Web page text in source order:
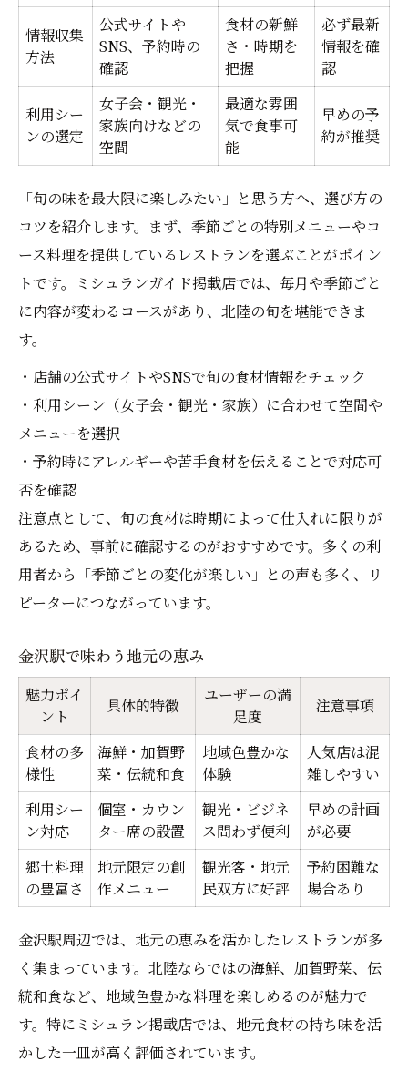
情報収集
方法
公式サイトや
SNS、予約時の
確認
食材の新鮮
さ・時期を
把握
必ず最新
情報を確
認
利用シー
ンの選定
女子会・観光・
家族向けなどの
空間
最適な雰囲
気で食事可
能
早めの予
約が推奨
「旬の味を最大限に楽しみたい」と思う方へ、選び方の
コツを紹介します。まず、季節ごとの特別メニューやコ
ース料理を提供しているレストランを選ぶことがポイン
トです。ミシュランガイド掲載店では、毎月や季節ごと
に内容が変わるコースがあり、北陸の旬を堪能できま
す。
・店舗の公式サイトやSNSで旬の食材情報をチェック
・利用シーン（女子会・観光・家族）に合わせて空間や
メニューを選択
・予約時にアレルギーや苦手食材を伝えることで対応可
否を確認
注意点として、旬の食材は時期によって仕入れに限りが
あるため、事前に確認するのがおすすめです。多くの利
用者から「季節ごとの変化が楽しい」との声も多く、リ
ピーターにつながっています。
金沢駅で味わう地元の恵み
魅力ポイ
ント
具体的特徴
ユーザーの満
足度
注意事項
食材の多
様性
海鮮・加賀野
菜・伝統和食
地域色豊かな
体験
人気店は混
雑しやすい
利用シー
ン対応
個室・カウン
ター席の設置
観光・ビジネ
ス問わず便利
早めの計画
が必要
郷土料理
の豊富さ
地元限定の創
作メニュー
観光客・地元
民双方に好評
予約困難な
場合あり
金沢駅周辺では、地元の恵みを活かしたレストランが多
く集まっています。北陸ならではの海鮮、加賀野菜、伝
統和食など、地域色豊かな料理を楽しめるのが魅力で
す。特にミシュラン掲載店では、地元食材の持ち味を活
かした一皿が高く評価されています。